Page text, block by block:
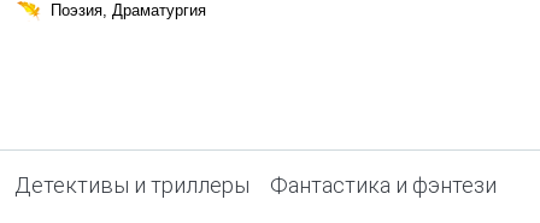
Поэзия, Драматургия
Детективы и триллеры Фантастика и фэнтези